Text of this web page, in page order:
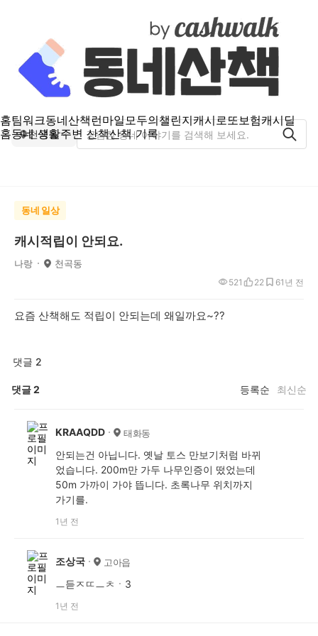
홈팀워크동네산책런마일모두의챌린지캐시로또보험캐시딜
홈동네 생활주변 산책산책 기록
천곡동
동네 일상
캐시적립이 안되요.
나랑 천곡동
1년 전
521 22 6
요즘 산책해도 적립이 안되는데 왜일까요~??
댓글 2
댓글2 등록순 최신순
KRAAQDD 태화동
안되는건 아닙니다. 옛날 토스 만보기처럼 바뀌
었습니다. 200m만 가두 나무인증이 떴었는데
50m 가까이 가야 뜹니다. 초록나무 위치까지
가기를.
1년 전
조상국 고아읍
ㅡ듣ㅈㄸㅡㅊㆍ3
1년 전